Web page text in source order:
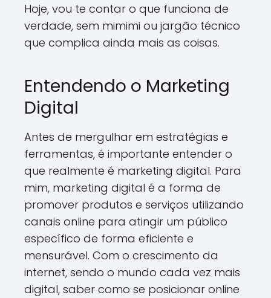
Hoje, vou te contar o que funciona de
verdade, sem mimimi ou jargão técnico
que complica ainda mais as coisas.
Entendendo o Marketing
Digital
Antes de mergulhar em estratégias e
ferramentas, é importante entender o
que realmente é marketing digital. Para
mim, marketing digital é a forma de
promover produtos e serviços utilizando
canais online para atingir um público
específico de forma eficiente e
mensurável. Com o crescimento da
internet, sendo o mundo cada vez mais
digital, saber como se posicionar online